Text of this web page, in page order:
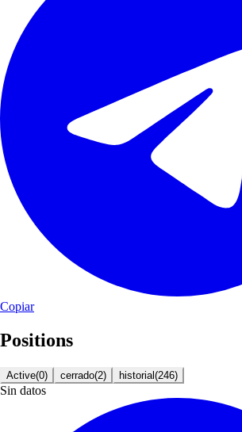
Copiar
Positions
Active(0) cerrado(2) historial(246)
Sin datos